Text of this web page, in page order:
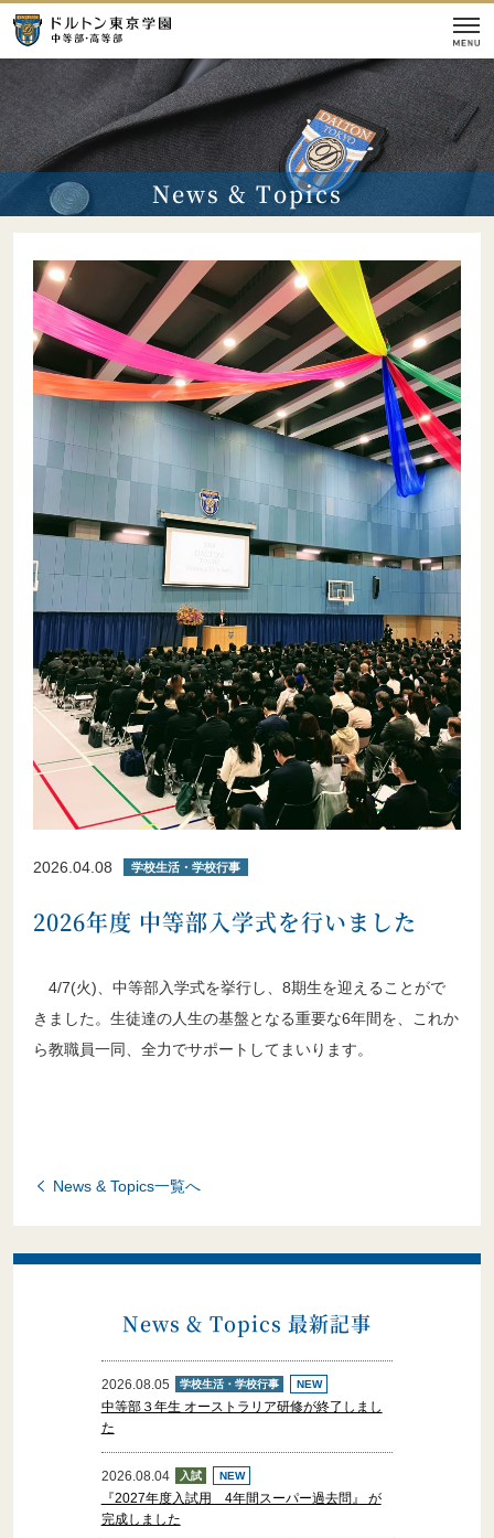
学校紹介
本校の教育
入試情報
校舎 施設
イベント情報
【学校案内】
News & Topics
2026.04.08 学校生活・学校行事
2026年度 中等部入学式を行いました
4/7(火)、中等部入学式を挙行し、8期生を迎えることがで
きました。生徒達の人生の基盤となる重要な6年間を、これか
ら教職員一同、全力でサポートしてまいります。
News & Topics一覧へ
News & Topics 最新記事
2026.08.05 学校生活・学校行事 NEW
中等部３年生 オーストラリア研修が終了しまし
た
2026.08.04 入試 NEW
『2027年度入試用 4年間スーパー過去問』 が
完成しました